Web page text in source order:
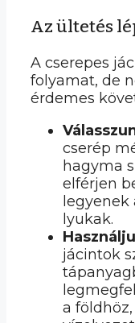
Az ültetés
A cserepes
folyamat, de
érdemes
cserép
hagyma
elférjen
lyukak.
jácintok
a